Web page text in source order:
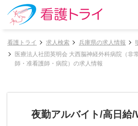
看護トライ 求人検索 兵庫県の求人情報
医療法人社団英明会 大西脳神経外科病院（非
師・准看護師・病院）の求人情報
夜勤アルバイト/高日給